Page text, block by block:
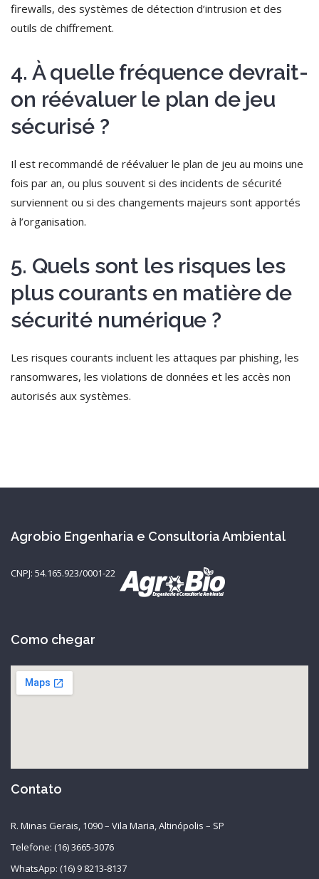
firewalls, des systèmes de détection d’intrusion et des
outils de chiffrement.
4. À quelle fréquence devrait-
on réévaluer le plan de jeu
sécurisé ?
Il est recommandé de réévaluer le plan de jeu au moins une
fois par an, ou plus souvent si des incidents de sécurité
surviennent ou si des changements majeurs sont apportés
à l’organisation.
5. Quels sont les risques les
plus courants en matière de
sécurité numérique ?
Les risques courants incluent les attaques par phishing, les
ransomwares, les violations de données et les accès non
autorisés aux systèmes.
Agrobio Engenharia e Consultoria Ambiental
CNPJ: 54.165.923/0001-22
Como chegar
Contato
R. Minas Gerais, 1090 – Vila Maria, Altinópolis – SP
Telefone: (16) 3665-3076
WhatsApp: (16) 9 8213-8137